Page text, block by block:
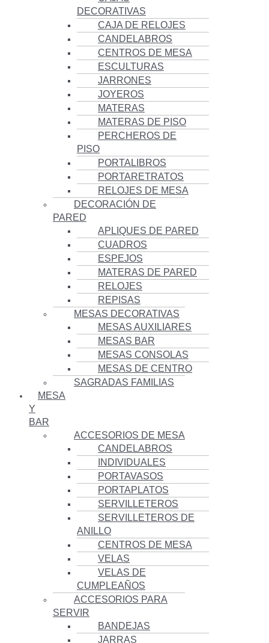
DECORATIVAS
CAJA DE RELOJES
CANDELABROS
CENTROS DE MESA
ESCULTURAS
JARRONES
JOYEROS
MATERAS
MATERAS DE PISO
PERCHEROS DE
PISO
PORTALIBROS
PORTARETRATOS
RELOJES DE MESA
DECORACIÓN DE
PARED
APLIQUES DE PARED
CUADROS
ESPEJOS
MATERAS DE PARED
RELOJES
REPISAS
MESAS DECORATIVAS
MESAS AUXILIARES
MESAS BAR
MESAS CONSOLAS
MESAS DE CENTRO
SAGRADAS FAMILIAS
MESA
Y
BAR
ACCESORIOS DE MESA
CANDELABROS
INDIVIDUALES
PORTAVASOS
PORTAPLATOS
SERVILLETEROS
SERVILLETEROS DE
ANILLO
CENTROS DE MESA
VELAS
VELAS DE
CUMPLEAÑOS
ACCESORIOS PARA
SERVIR
BANDEJAS
JARRAS